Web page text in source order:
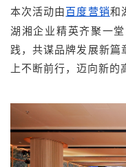
本次活动由百度营销和
湖湘企业精英齐聚一
践，共谋品牌发展新篇
上不断前行，迈向新的